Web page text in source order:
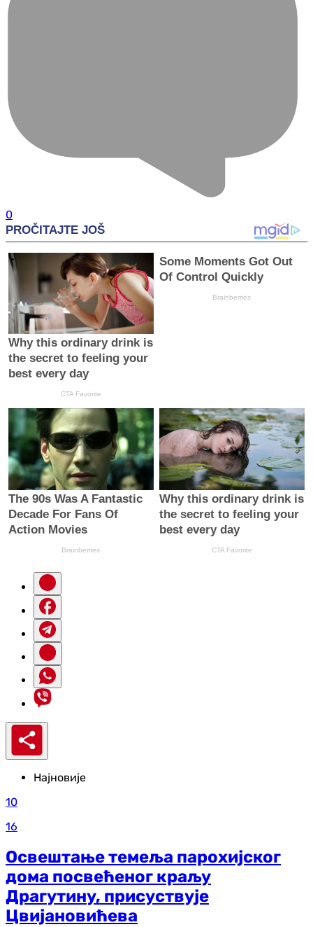
0
Најновије
10
16
Освештање темеља парохијског
дома посвећеног краљу
Драгутину, присуствује
Цвијановићева